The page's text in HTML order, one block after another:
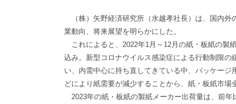
（株）矢野経済研究所（水越孝社長）は、国内外
業動向、将来展望を明らかにした。
これによると、2022年1月～12月の紙・板紙の製
込み。新型コロナウイルス感染症による行動制限
い、内需中心に持ち直してきている中、パッケー
どにより紙需要が減少することから、紙・板紙市場
2023年の紙・板紙の製紙メーカー出荷量は、前年